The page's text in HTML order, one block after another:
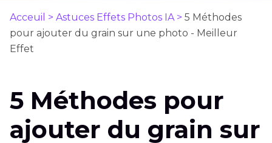
Acceuil > Astuces Effets Photos IA > 5 Méthodes
pour ajouter du grain sur une photo - Meilleur
Effet
5 Méthodes pour
ajouter du grain sur